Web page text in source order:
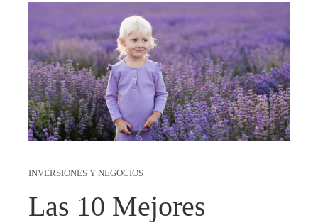
INVERSIONES Y NEGOCIOS
Las 10 Mejores